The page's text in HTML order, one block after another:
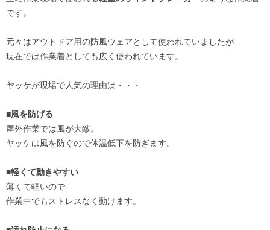
です。
元々はアウトドア用の防風ウェアとして使われていましたが
現在では作業着としても広く使われています。
ヤッケが現場で人気の理由は・・・
■風を防げる
屋外作業では風が大敵。
ヤッケは風を防ぐので体温低下を防ぎます。
■軽くて動きやすい
薄くて軽いので
作業中でもストレスなく動けます。